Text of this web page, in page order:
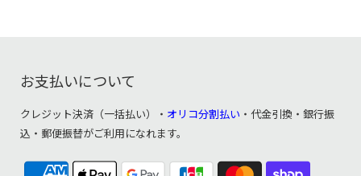
お支払いについて
クレジット決済（一括払い）・ オリコ分割払い ・代金引換・銀行振
込・郵便振替がご利用になれます。